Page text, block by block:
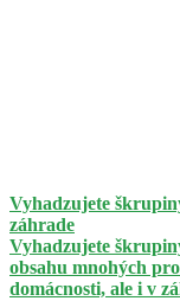
Vyhadzujete
záhrade
Vyhadzujete
obsahu mnohých
domácnosti, ale i v